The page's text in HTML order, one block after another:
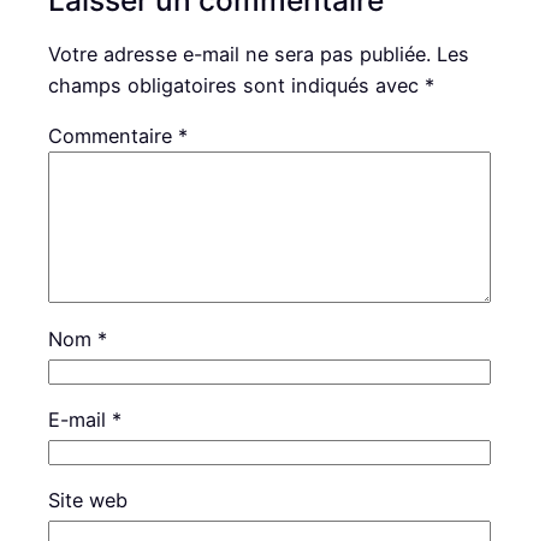
Votre adresse e-mail ne sera pas publiée. Les
champs obligatoires sont indiqués avec *
Commentaire *
Nom *
E-mail *
Site web